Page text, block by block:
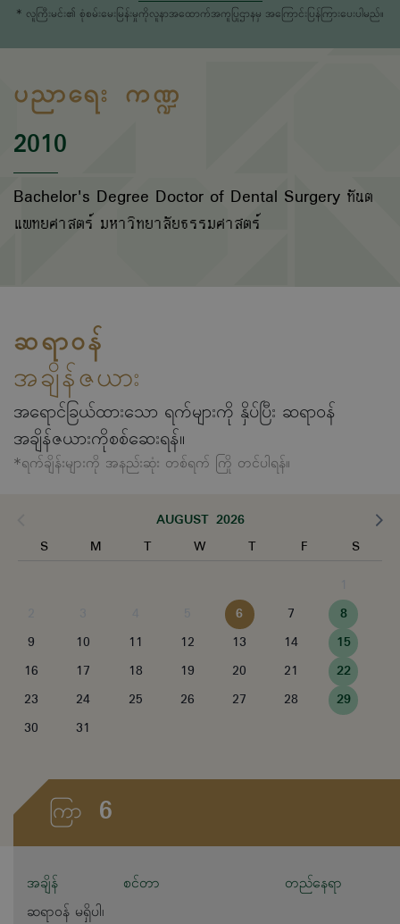
* လူကြီးမင်း၏ စုံစမ်းမေးမြန်းမှုကိုလူနာအထောက်အကူပြုဌာနမှ အကြောင်းပြန်ကြားပေးပါမည်။
ပညာရေး ကဏ္ဍ
2010
Bachelor's Degree Doctor of Dental Surgery ทันต
แพทยศาสตร์ มหาวิทยาลัยธรรมศาสตร์
ဆရာဝန်
အချိန်ဇယား
အရောင်ခြယ်ထားသော ရက်များကို နှိပ်ပြီး ဆရာဝန်
အချိန်ဇယားကိုစစ်ဆေးရန်။
*ရက်ချိန်းများကို အနည်းဆုံး တစ်ရက် ကြို တင်ပါရန်။
AUGUST 2026
S
M T W T F
S
6 7
8
9
10 11 12 13 14
15
16
17 18 19 20 21
22
23
24 25 26 27 28
29
30
31
ကြာ 6
အချိန် စင်တာ
တည်နေရာ
ဆရာဝန် မရှိပါ၊